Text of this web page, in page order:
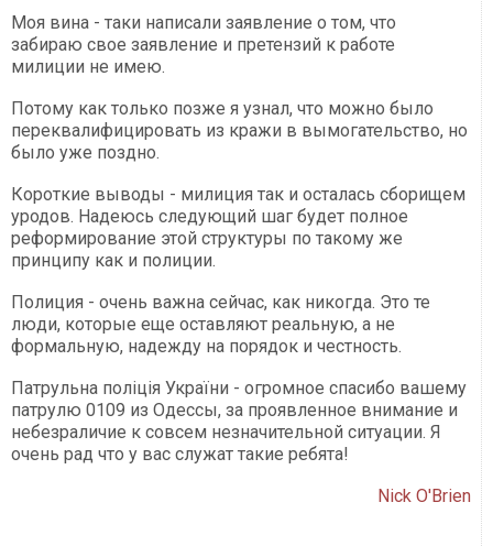
Моя вина - таки написали заявление о том, что
забираю свое заявление и претензий к работе
милиции не имею.
Потому как только позже я узнал, что можно было
переквалифицировать из кражи в вымогательство, но
было уже поздно.
Короткие выводы - милиция так и осталась сборищем
уродов. Надеюсь следующий шаг будет полное
реформирование этой структуры по такому же
принципу как и полиции.
Полиция - очень важна сейчас, как никогда. Это те
люди, которые еще оставляют реальную, а не
формальную, надежду на порядок и честность.
Патрульна поліція України - огромное спасибо вашему
патрулю 0109 из Одессы, за проявленное внимание и
небезраличие к совсем незначительной ситуации. Я
очень рад что у вас служат такие ребята!
Nick O'Brien